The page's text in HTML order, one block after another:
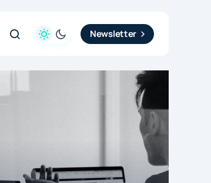
Newsletter